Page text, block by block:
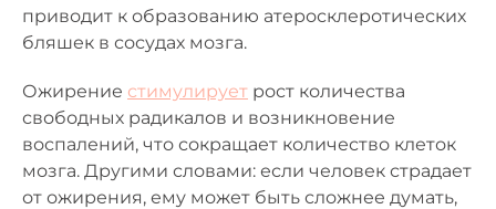
приводит к образованию атеросклеротических
бляшек в сосудах мозга.
Ожирение стимулирует рост количества
свободных радикалов и возникновение
воспалений, что сокращает количество клеток
мозга. Другими словами: если человек страдает
от ожирения, ему может быть сложнее думать,